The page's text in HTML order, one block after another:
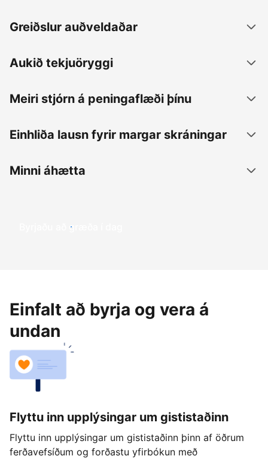
Greiðslur auðveldaðar
Aukið tekjuöryggi
Meiri stjórn á peningaflæði þínu
Einhliða lausn fyrir margar skráningar
Minni áhætta
Byrjaðu að græða í dag
Einfalt að byrja og vera á
undan
Flyttu inn upplýsingar um gististaðinn
Flyttu inn upplýsingar um gististaðinn þinn af öðrum
ferðavefsíðum og forðastu yfirbókun með